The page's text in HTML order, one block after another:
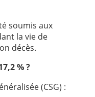
soumis aux
la vie de
décès.
% ?
(CSG) :